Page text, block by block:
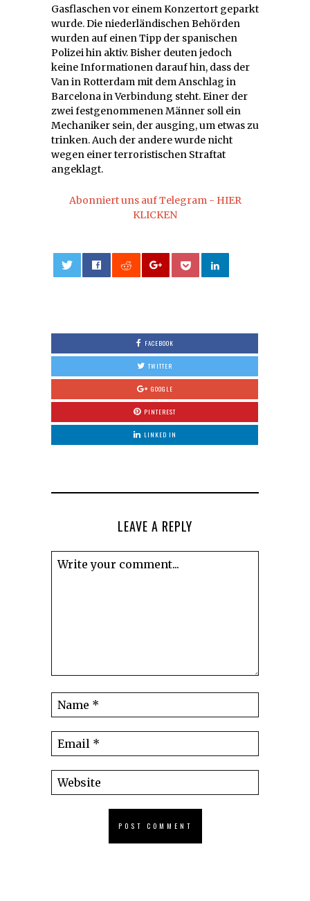
Gasflaschen vor einem Konzertort geparkt
wurde. Die niederländischen Behörden
wurden auf einen Tipp der spanischen
Polizei hin aktiv. Bisher deuten jedoch
keine Informationen darauf hin, dass der
Van in Rotterdam mit dem Anschlag in
Barcelona in Verbindung steht. Einer der
zwei festgenommenen Männer soll ein
Mechaniker sein, der ausging, um etwas zu
trinken. Auch der andere wurde nicht
wegen einer terroristischen Straftat
angeklagt.
Abonniert uns auf Telegram - HIER
KLICKEN
FACEBOOK
TWITTER
GOOGLE
PINTEREST
LINKED IN
LEAVE A REPLY